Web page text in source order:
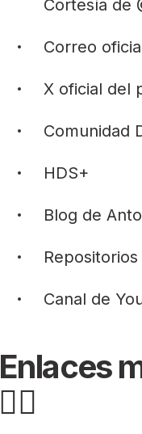
Cortesía de
Correo
X oficial del
Comunidad
HDS+
Blog de
Canal de
Enlaces
👇🏻